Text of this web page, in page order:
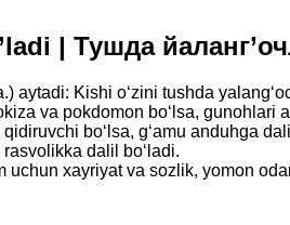
| Тушда
aytadi: Kishi o‘zini tushda
va pokdomon bo‘lsa,
bo‘lsa, g‘amu anduhga
dalil bo‘ladi.
uchun xayriyat va sozlik, yomon